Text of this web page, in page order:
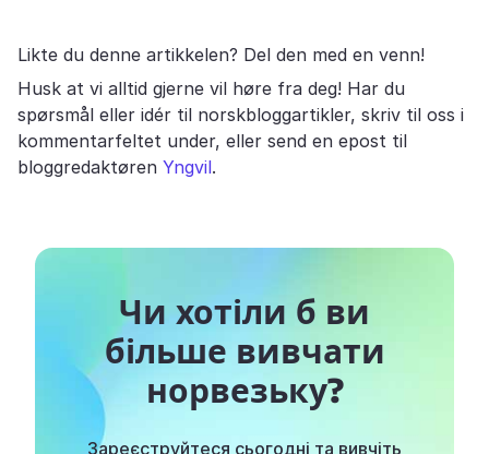
Likte du denne artikkelen? Del den med en venn!
Husk at vi alltid gjerne vil høre fra deg! Har du
spørsmål eller idér til norskbloggartikler, skriv til oss i
kommentarfeltet under, eller send en epost til
bloggredaktøren Yngvil.
Чи хотіли б ви
більше вивчати
норвезьку?
Зареєструйтеся сьогодні та вивчіть